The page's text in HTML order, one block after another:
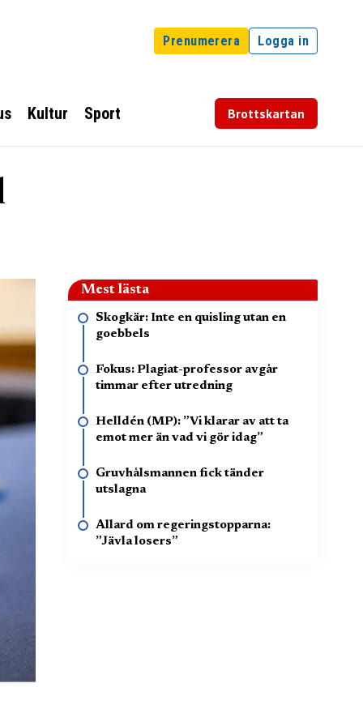
Prenumerera Logga in
Kultur Sport Brottskartan
Mest lästa
Skogkär: Inte en quisling utan en
goebbels
Fokus: Plagiat-professor avgår
timmar efter utredning
Helldén (MP): ”Vi klarar av att ta
emot mer än vad vi gör idag”
Gruvhålsmannen fick tänder
utslagna
Allard om regeringstopparna:
”Jävla losers”